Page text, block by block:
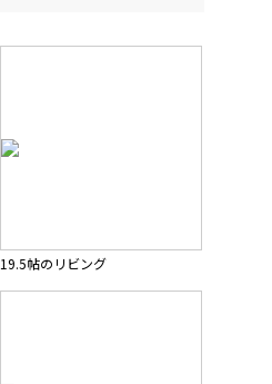
19.5帖のリビング